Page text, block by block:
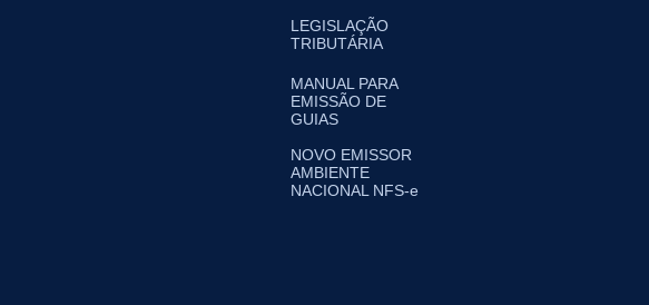
LEGISLAÇÃO
TRIBUTÁRIA
MANUAL PARA
EMISSÃO DE
GUIAS
NOVO EMISSOR
AMBIENTE
NACIONAL NFS-e